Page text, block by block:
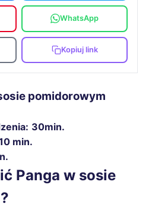
WhatsApp
Kopiuj link
pomidorowym
30min.
min.
Panga w sosie